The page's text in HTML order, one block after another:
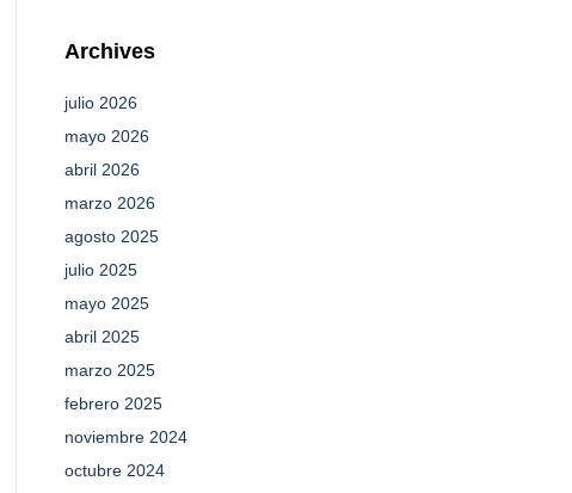
Archives
julio 2026
mayo 2026
abril 2026
marzo 2026
agosto 2025
julio 2025
mayo 2025
abril 2025
marzo 2025
febrero 2025
noviembre 2024
octubre 2024